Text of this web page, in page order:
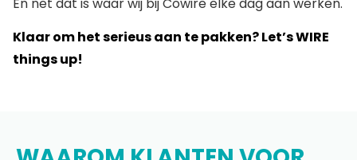
Klaar om het serieus aan te pakken? Let’s WIRE
things up!